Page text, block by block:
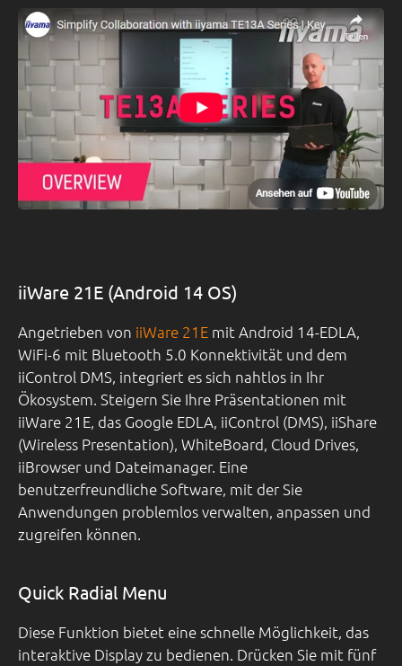
iiWare 21E (Android 14 OS)
Angetrieben von iiWare 21E mit Android 14-EDLA,
WiFi-6 mit Bluetooth 5.0 Konnektivität und dem
iiControl DMS, integriert es sich nahtlos in Ihr
Ökosystem. Steigern Sie Ihre Präsentationen mit
iiWare 21E, das Google EDLA, iiControl (DMS), iiShare
(Wireless Presentation), WhiteBoard, Cloud Drives,
iiBrowser und Dateimanager. Eine
benutzerfreundliche Software, mit der Sie
Anwendungen problemlos verwalten, anpassen und
zugreifen können.
Quick Radial Menu
Diese Funktion bietet eine schnelle Möglichkeit, das
interaktive Display zu bedienen. Drücken Sie mit fünf